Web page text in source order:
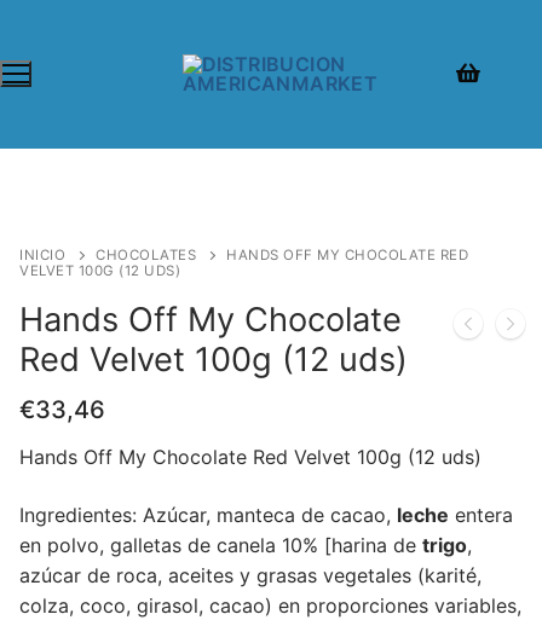
INICIO CHOCOLATES
HANDS OFF MY CHOCOLATE RED
VELVET 100G (12 UDS)
Hands Off My Chocolate
Red Velvet 100g (12 uds)
€33,46
Hands Off My Chocolate Red Velvet 100g (12 uds)
Ingredientes: Azúcar, manteca de cacao, leche entera
en polvo, galletas de canela 10% [harina de trigo,
azúcar de roca, aceites y grasas vegetales (karité,
colza, coco, girasol, cacao) en proporciones variables,